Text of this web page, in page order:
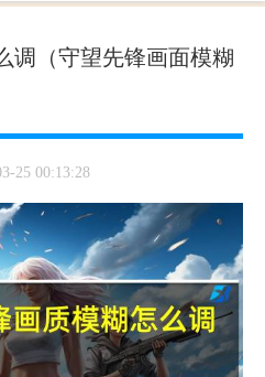
调（守望先锋画面模糊
25 00:13:28